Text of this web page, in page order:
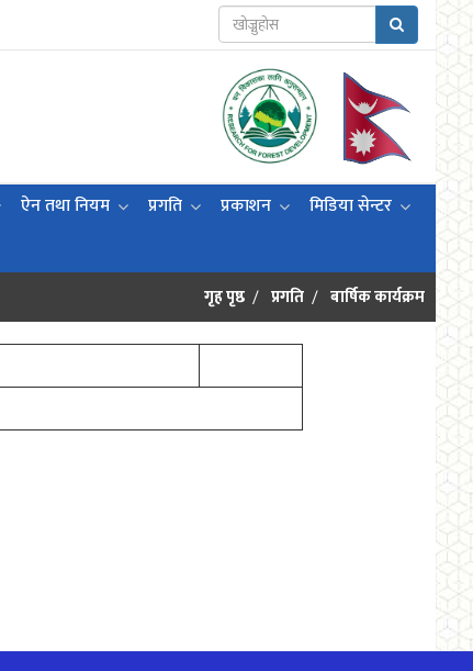
ऐन तथा नियम प्रगति प्रकाशन
मिडिया सेन्टर
गृह पृष्ठ प्रगति बार्षिक कार्यक्रम